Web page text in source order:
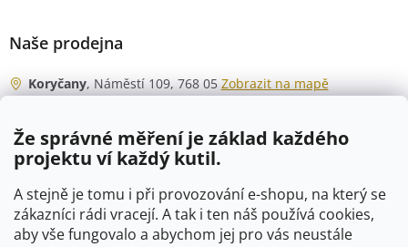
Že správné měření je základ každého
projektu ví každý kutil.
A stejně je tomu i při provozování e-shopu, na který se
zákazníci rádi vracejí. A tak i ten náš používá cookies,
aby vše fungovalo a abychom jej pro vás neustále
Naše prodejna
Koryčany, Náměstí 109, 768 05 Zobrazit na mapě
Po - Čt
06:00 - 07:00
07:30 - 15:30
Pá
06:00 - 07:00
07:30 - 15:00
So
07:00 - 10:00